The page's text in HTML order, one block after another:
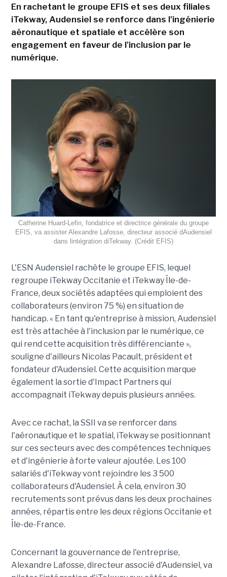
En rachetant le groupe EFIS et ses deux filiales
iTekway, Audensiel se renforce dans l'ingénierie
aéronautique et spatiale et accélère son
engagement en faveur de l'inclusion par le
numérique.
Catherine Huard-Lefin, fondatrice et directrice générale du groupe
EFIS, va assister Alexandre Lafosse, directeur associé dAudensiel
dans lintégration diTekway. (Crédit EFIS)
L'ESN Audensiel rachète le groupe EFIS, lequel
regroupe iTekway Occitanie et iTekway Île-de-
France, deux sociétés adaptées qui emploient des
collaborateurs (environ 75 %) en situation de
handicap. « En tant qu'entreprise à mission, Audensiel
est très attachée à l'inclusion par le numérique, ce
qui rend cette acquisition très différenciante »,
souligne d'ailleurs Nicolas Pacault, président et
fondateur d'Audensiel. Cette acquisition marque
également la sortie d'Impact Partners qui
accompagnait iTekway depuis plusieurs années.
Avec ce rachat, la SSII va se renforcer dans
l'aéronautique et le spatial, iTekway se positionnant
sur ces secteurs avec des compétences techniques
et d'ingénierie à forte valeur ajoutée. Les 100
salariés d'iTekway vont rejoindre les 3 500
collaborateurs d'Audensiel. À cela, environ 30
recrutements sont prévus dans les deux prochaines
années, répartis entre les deux régions Occitanie et
Île-de-France.
Concernant la gouvernance de l'entreprise,
Alexandre Lafosse, directeur associé d'Audensiel, va